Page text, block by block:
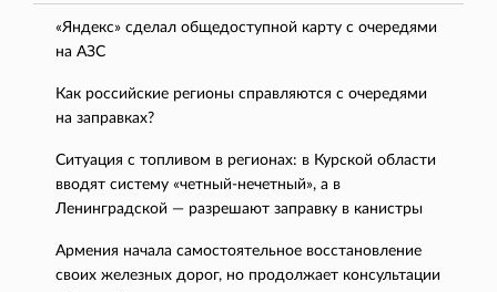
«Яндекс» сделал общедоступной карту с очередями
на АЗС
Как российские регионы справляются с очередями
на заправках?
Ситуация с топливом в регионах: в Курской области
вводят систему «четный-нечетный», а в
Ленинградской — разрешают заправку в канистры
Армения начала самостоятельное восстановление
своих железных дорог, но продолжает консультации